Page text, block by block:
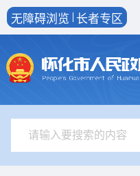
无障碍浏览 长者专区